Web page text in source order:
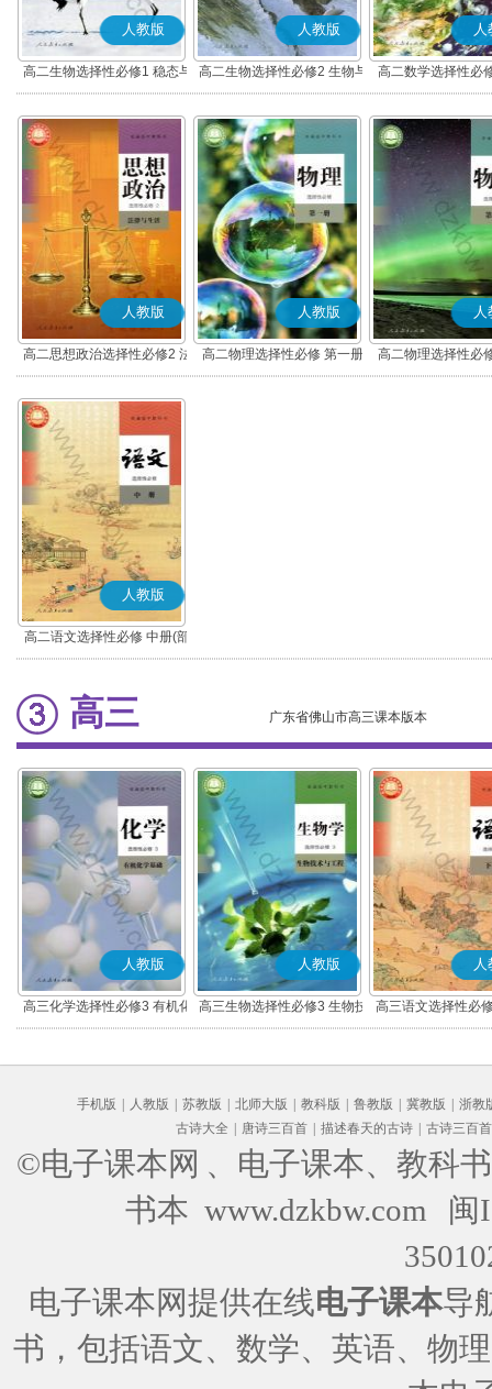
人教版
高二生物选择性必修1 稳态与
调节
人教版
高二生物选择性必修2 生物与
环境
人
高二数学选择性必
(A版)
人教版
高二思想政治选择性必修2 法
律与生活(部编版)
人教版
高二物理选择性必修 第一册
人
高二物理选择性必
人教版
高二语文选择性必修 中册(部
编版)
高三 广东省佛山市高三课本版本
人教版
高三化学选择性必修3 有机化
学基础
人教版
高三生物选择性必修3 生物技
术与工程
人
高三语文选择性必
编版)
手机版 人教版 苏教版 北师大版 教科版 鲁教版 冀教版
浙教
古诗大全
唐诗三百首 描述春天的古诗 古诗三百首
©电子课本网 、电子课本、教科
书本 www.dzkbw.com
闽
电子课本网提供在线电子课本导
书，包括语文、数学、英语、物